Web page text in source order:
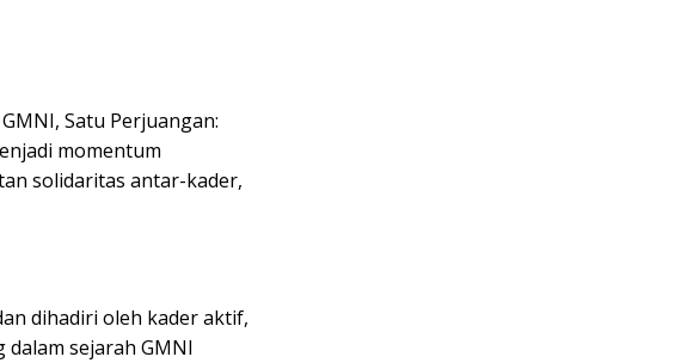
Satu Perjuangan:
momentum
solidaritas antar-kader,
dihadiri oleh kader aktif,
sejarah GMNI